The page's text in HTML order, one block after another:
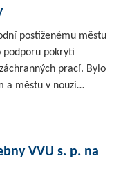
postiženému městu
podporu pokrytí
prací. Bylo
a městu v nouzi…
VVU s. p. na